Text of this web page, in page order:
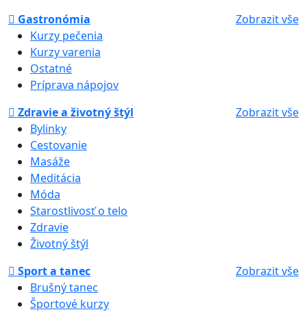
Gastronómia
Zobrazit vše
Kurzy pečenia
Kurzy varenia
Ostatné
Príprava nápojov
Zdravie a životný štýl
Zobrazit vše
Bylinky
Cestovanie
Masáže
Meditácia
Móda
Starostlivosť o telo
Zdravie
Životný štýl
Sport a tanec
Zobrazit vše
Brušný tanec
Športové kurzy